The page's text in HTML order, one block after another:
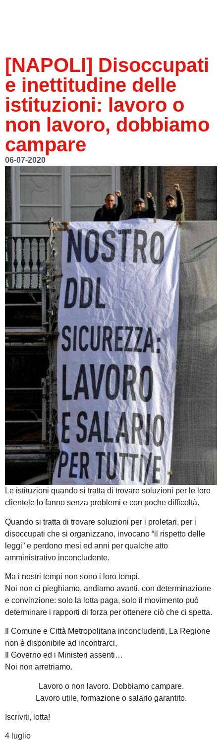
[NAPOLI] Disoccupati
e inettitudine delle
istituzioni: lavoro o
non lavoro, dobbiamo
campare
06-07-2020
Le istituzioni quando si tratta di trovare soluzioni per le loro
clientele lo fanno senza problemi e con poche difficoltà.
Quando si tratta di trovare soluzioni per i proletari, per i
disoccupati che si organizzano, invocano “il rispetto delle
leggi” e perdono mesi ed anni per qualche atto
amministrativo inconcludente.
Ma i nostri tempi non sono i loro tempi.
Noi non ci pieghiamo, andiamo avanti, con determinazione
e convinzione: solo la lotta paga, solo il movimento può
determinare i rapporti di forza per ottenere ciò che ci spetta.
Il Comune e Città Metropolitana inconcludenti, La Regione
non è disponibile ad incontrarci,
Il Governo ed i Ministeri assenti…
Noi non arretriamo.
Lavoro o non lavoro. Dobbiamo campare.
Lavoro utile, formazione o salario garantito.
Iscriviti, lotta!
4 luglio